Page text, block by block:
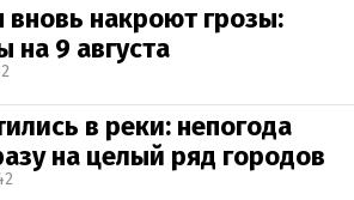
вновь накроют грозы:
на 9 августа
в реки: непогода
на целый ряд городов